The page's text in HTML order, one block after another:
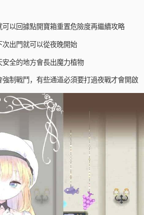
可以回據點開寶箱重置危險度再繼續攻略
出門就可以從夜晚開始
全的地方會長出魔力植物
制戰鬥，有些通道必須要打過夜戰才會開啟